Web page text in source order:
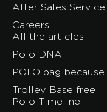
After Sales Service
Careers
All the articles
Polo DNA
POLO bag because…
Trolley Base free
Polo Timeline